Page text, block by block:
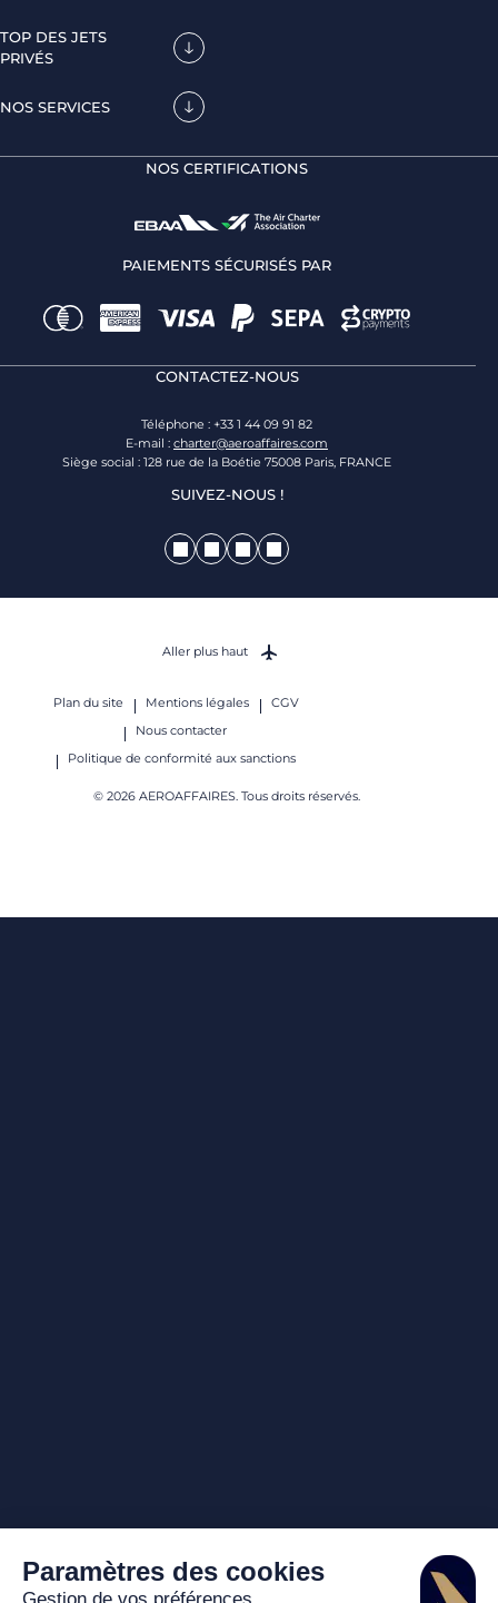
TOP DES JETS
PRIVÉS
NOS SERVICES
NOS CERTIFICATIONS
PAIEMENTS SÉCURISÉS PAR
CONTACTEZ-NOUS
Téléphone : +33 1 44 09 91 82
E-mail : charter@aeroaffaires.com
Siège social : 128 rue de la Boétie 75008 Paris, FRANCE
SUIVEZ-NOUS !
Plan du site Mentions légales
CGV
Nous contacter
Politique de conformité aux sanctions
© 2026 AEROAFFAIRES. Tous droits réservés.
Aller plus haut
Paramètres des cookies
Gestion de vos préférences